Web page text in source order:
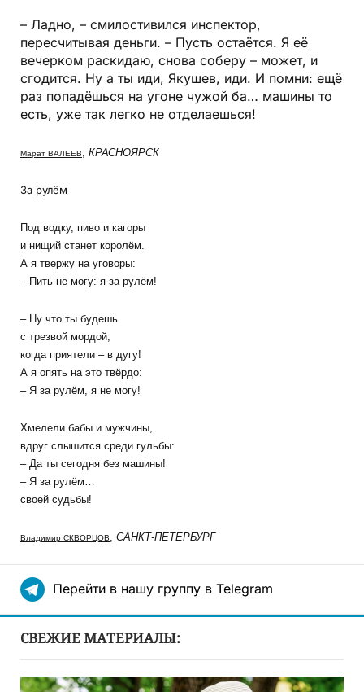
– Ладно, – смилостивился инспектор,
пересчитывая деньги. – Пусть остаётся. Я её
вечерком раскидаю, снова соберу – может, и
сгодится. Ну а ты иди, Якушев, иди. И помни: ещё
раз попадёшься на угоне чужой ба… машины то
есть, уже так легко не отделаешься!
Марат ВАЛЕЕВ, КРАСНОЯРСК
За рулём
Под водку, пиво и кагоры
и нищий станет королём.
А я твержу на уговоры:
– Пить не могу: я за рулём!
– Ну что ты будешь
с трезвой мордой,
когда приятели – в дугу!
А я опять на это твёрдо:
– Я за рулём, я не могу!
Хмелели бабы и мужчины,
вдруг слышится среди гульбы:
– Да ты сегодня без машины!
– Я за рулём…
своей судьбы!
Владимир СКВОРЦОВ, САНКТ-ПЕТЕРБУРГ
Перейти в нашу группу в Telegram
СВЕЖИЕ МАТЕРИАЛЫ: